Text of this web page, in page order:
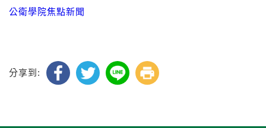
公衛學院焦點新聞
分享到: